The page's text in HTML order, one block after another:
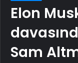
Elon
Sam